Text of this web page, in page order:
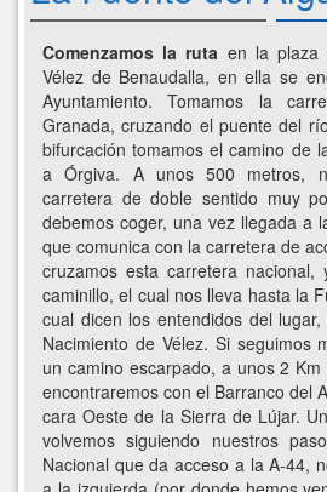
Comenzamos la ruta en la plaza
Vélez de Benaudalla, en ella se
Ayuntamiento. Tomamos la
Granada, cruzando el puente del
bifurcación tomamos el camino de
a Órgiva. A unos 500 metros,
carretera de doble sentido muy
debemos coger, una vez llegada a
que comunica con la carretera de
cruzamos esta carretera nacional,
caminillo, el cual nos lleva hasta la
cual dicen los entendidos del
Nacimiento de Vélez. Si seguimos
un camino escarpado, a unos 2
encontraremos con el Barranco del
cara Oeste de la Sierra de Lújar.
volvemos siguiendo nuestros
Nacional que da acceso a la A-44,